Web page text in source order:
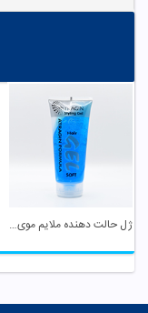
ژل حالت دهنده ملایم موی سر عطر آگین